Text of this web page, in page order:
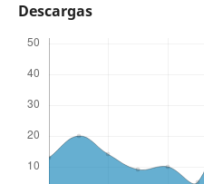
Descargas